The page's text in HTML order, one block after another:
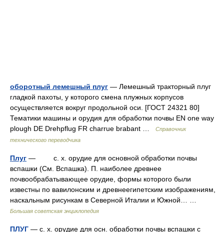
оборотный лемешный плуг — Лемешный тракторный плуг
гладкой пахоты, у которого смена плужных корпусов
осуществляется вокруг продольной оси. [ГОСТ 24321 80]
Тематики машины и орудия для обработки почвы EN one way
plough DE Drehpflug FR charrue brabant …
Справочник
технического переводчика
Плуг — с. х. орудие для основной обработки почвы
вспашки (См. Вспашка). П. наиболее древнее
почвообрабатывающее орудие, формы которого были
известны по вавилонским и древнеегипетским изображениям,
наскальным рисункам в Северной Италии и Южной… …
Большая советская энциклопедия
ПЛУГ — с. х. орудие для осн. обработки почвы вспашки с